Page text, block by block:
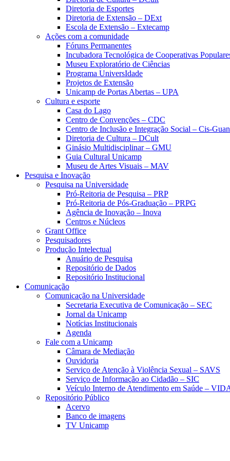
Diretoria de Esportes
Diretoria de Extensão – DExt
Escola de Extensão – Extecamp
Ações com a comunidade
Fóruns Permanentes
Incubadora Tecnológica de Cooperativas
Museu Exploratório de Ciências
Programa UniversIdade
Projetos de Extensão
Unicamp de Portas Abertas – UPA
Cultura e esporte
Casa do Lago
Centro de Convenções – CDC
Centro de Inclusão e Integração Social – Cis-
Diretoria de Cultura – DCult
Ginásio Multidisciplinar – GMU
Guia Cultural Unicamp
Museu de Artes Visuais – MAV
Pesquisa e Inovação
Pesquisa na Universidade
Pró-Reitoria de Pesquisa – PRP
Pró-Reitoria de Pós-Graduação – PRPG
Agência de Inovação – Inova
Centros e Núcleos
Grant Office
Pesquisadores
Produção Intelectual
Anuário de Pesquisa
Repositório de Dados
Repositório Institucional
Comunicação
Comunicação na Universidade
Secretaria Executiva de Comunicação – SEC
Jornal da Unicamp
Notícias Institucionais
Agenda
Fale com a Unicamp
Câmara de Mediação
Ouvidoria
Serviço de Atenção à Violência Sexual – SAVS
Serviço de Informação ao Cidadão – SIC
Veículo Interno de Atendimento em Saúde –
Repositório Público
Acervo
Banco de imagens
TV Unicamp